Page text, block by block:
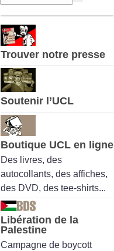
Trouver notre presse
Soutenir l’UCL
Boutique UCL en ligne
Des livres, des
autocollants, des affiches,
des DVD, des tee-shirts...
Libération de la
Palestine
Campagne de boycott